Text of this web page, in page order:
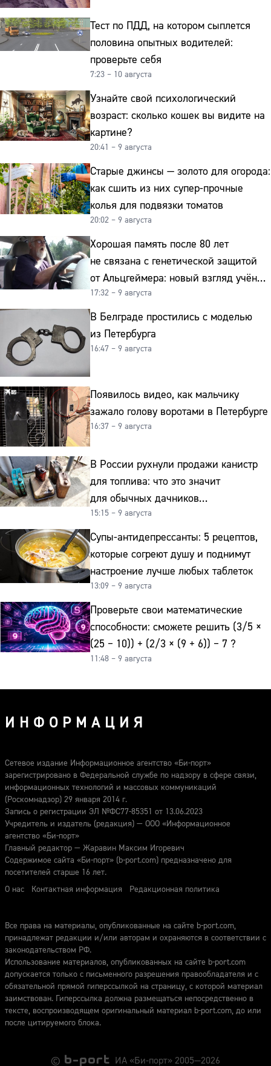
Тест по ПДД, на котором сыплется
половина опытных водителей:
проверьте себя
7:23 – 10 августа
Узнайте свой психологический
возраст: сколько кошек вы видите на
картине?
20:41 – 9 августа
Старые джинсы — золото для огорода:
как сшить из них супер-прочные
колья для подвязки томатов
20:02 – 9 августа
Хорошая память после 80 лет
не связана с генетической защитой
от Альцгеймера: новый взгляд учёных
на старение мозга
17:32 – 9 августа
В Белграде простились с моделью
из Петербурга
16:47 – 9 августа
Появилось видео, как мальчику
зажало голову воротами в Петербурге
16:37 – 9 августа
В России рухнули продажи канистр
для топлива: что это значит
для обычных дачников
и автомобилистов
15:15 – 9 августа
Супы-антидепрессанты: 5 рецептов,
которые согреют душу и поднимут
настроение лучше любых таблеток
13:09 – 9 августа
Проверьте свои математические
способности: сможете решить (3/5 ×
(25 − 10)) + (2/3 × (9 + 6)) − 7 ?
11:48 – 9 августа
ИНФОРМАЦИЯ
Сетевое издание Информационное агентство «Би-порт»
зарегистрировано в Федеральной службе по надзору в сфере связи,
информационных технологий и массовых коммуникаций
(Роскомнадзор) 29 января 2014 г.
Запись о регистрации ЭЛ №ФС77-85351 от 13.06.2023
Учредитель и издатель (редакция) — ООО «Информационное
агентство «Би-порт»
Главный редактор — Жаравин Максим Игоревич
Содержимое сайта «Би-порт» (b-port.com) предназначено для
посетителей старше 16 лет.
О нас
Контактная информация Редакционная политика
Все права на материалы, опубликованные на сайте b-port.com,
принадлежат редакции и/или авторам и охраняются в соответствии с
законодательством РФ.
Использование материалов, опубликованных на сайте b-port.com
допускается только с письменного разрешения правообладателя и с
обязательной прямой гиперссылкой на страницу, с которой материал
заимствован. Гиперссылка должна размещаться непосредственно в
тексте, воспроизводящем оригинальный материал b-port.com, до или
после цитируемого блока.
© ИА «Би-порт» 2005—2026